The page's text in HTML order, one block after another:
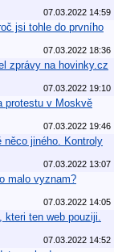
07.03.2022 14:59
jsi tohle do prvního
07.03.2022 18:36
zprávy na hovinky.cz
07.03.2022 19:10
protestu v Moskvě
07.03.2022 19:46
jiného. Kontroly
07.03.2022 13:07
malo vyznam?
07.03.2022 14:05
ten web pouziji.
07.03.2022 14:52